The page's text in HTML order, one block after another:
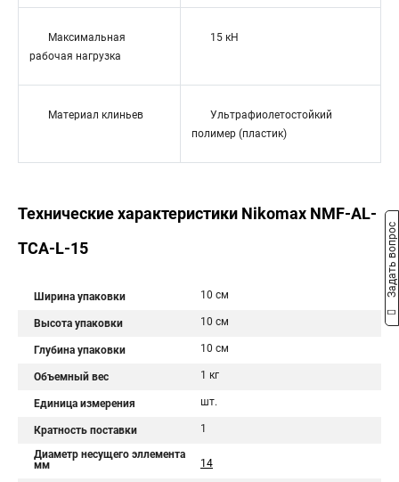
Максимальная
рабочая нагрузка
15 кН
Материал клиньев
Ультрафиолетостойкий
полимер (пластик)
Технические характеристики Nikomax NMF-AL-
TCA-L-15
Ширина упаковки 10 см
Высота упаковки 10 см
Глубина упаковки 10 см
Объемный вес 1 кг
Единица измерения шт.
Кратность поставки 1
Диаметр несущего эллемента
мм
14
Задать вопрос